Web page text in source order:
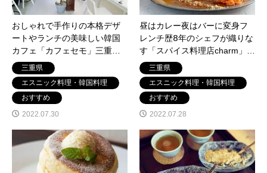
おしゃれで手作りの本格デザ
ートやランチの美味しい韓国
カフェ「カフェセモ」三重県
松阪市岡本町に7月30日オープ
ン
三重県
エスニック料理・韓国料理
おすすめ
2022.07.30
昼はカレー夜はバーに変身フ
レンチ歴𝟪年のシェフが織りな
す「スパイス料理店charm」三
重県津市江戸橋に7月28日オー
プン。
三重県
エスニック料理・韓国料理
おすすめ
2022.07.28